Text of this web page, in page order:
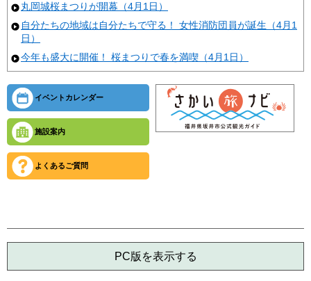
丸岡城桜まつりが開幕（4月1日）
自分たちの地域は自分たちで守る！ 女性消防団員が誕生（4月1
日）
今年も盛大に開催！ 桜まつりで春を満喫（4月1日）
イベントカレンダー
施設案内
よくあるご質問
PC版を表示する